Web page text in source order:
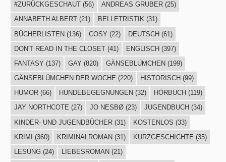
#ZURÜCKGESCHAUT(56) ANDREAS GRUBER(25)
ANNABETH ALBERT(21) BELLETRISTIK(31)
BÜCHERLISTEN(136) COSY (22) DEUTSCH(61)
DON'T READ IN THE CLOSET(41) ENGLISCH(397)
FANTASY (137) GAY (820) GÄNSEBLÜMCHEN (199)
GÄNSEBLÜMCHEN DER WOCHE (220) HISTORISCH (99)
HUMOR(66) HUNDEBEGEGNUNGEN (32) HÖRBUCH (119)
JAY NORTHCOTE (27) JO NESBØ(23) JUGENDBUCH (34)
KINDER- UND JUGENDBÜCHER(31) KOSTENLOS (33)
KRIMI
(360) KRIMINALROMAN (31) KURZGESCHICHTE (35)
LESUNG(24) LIEBESROMAN (21)